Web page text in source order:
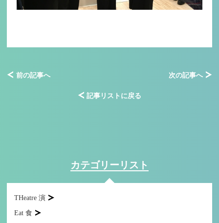
前の記事へ
記事リストに戻る
次の記事へ
カテゴリーリスト
THeatre 演
Eat 食